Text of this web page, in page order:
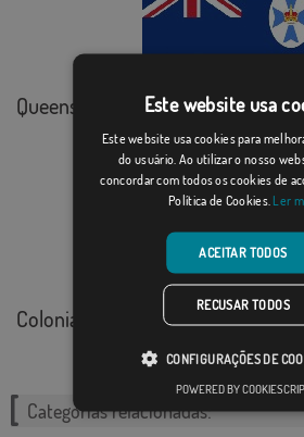
Queensland
Colonial Nacional ...
Categorias relacionadas:
Este website usa
Este website usa cookies para
do usuário. Ao utilizar o nosso
concordar com todos os cookies de
Política de Cookies. Ler
ACEITAR TODOS
RECUSAR TODOS
CONFIGURAÇÕES DE
POWERED BY